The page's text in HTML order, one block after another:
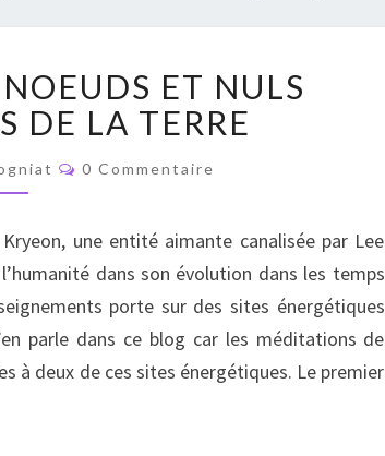
12
PAIRES
DE
NOEUDS
ET
ÉNERGÉTIQUES
DE
LA
TERRE
ET NULS
DE LA TERRE
Commentaires
0 Commentaire
une entité aimante canalisée par Lee
dans son évolution dans les temps
porte sur des sites énergétiques
parle dans ce blog car les méditations de
à deux de ces sites énergétiques. Le premier